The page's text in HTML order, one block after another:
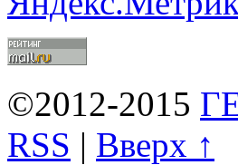
©2012-2015
RSS | Вверх ↑